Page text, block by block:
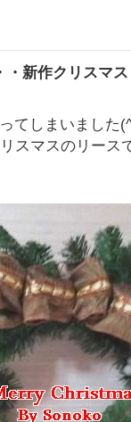
・新作クリス
てしまいました
スマスのリース